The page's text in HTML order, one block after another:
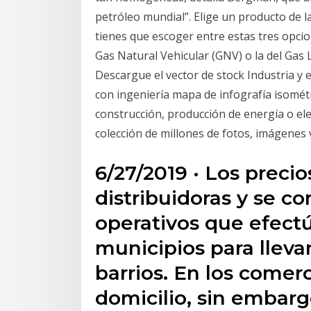
petróleo mundial”. Elige un producto de
tienes que escoger entre estas tres
Gas Natural Vehicular (GNV) o la del
Descargue el vector de stock Industria y
con ingeniería mapa de infografía
construcción, producción de energía o
colección de millones de fotos, imágenes
6/27/2019 · Los
distribuidoras y se
operativos que
municipios para
barrios. En los
domicilio, sin